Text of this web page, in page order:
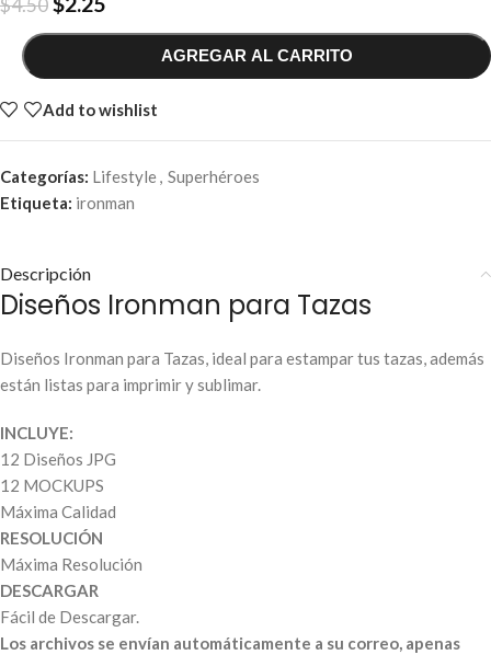
$4.50
AGREGAR AL CARRITO
Add to wishlist
Categorías: Lifestyle, Superhéroes
Etiqueta: ironman
Descripción
Diseños Ironman para Tazas
Diseños Ironman para Tazas, ideal para estampar tus tazas, además
están listas para imprimir y sublimar.
INCLUYE:
12 Diseños JPG
12 MOCKUPS
Máxima Calidad
RESOLUCIÓN
Máxima Resolución
DESCARGAR
Fácil de Descargar.
Los archivos se envían automáticamente a su correo, apenas